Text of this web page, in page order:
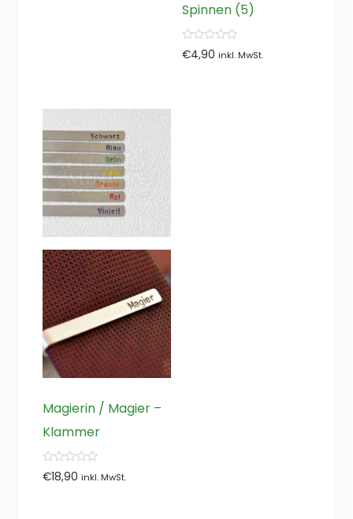
Spinnen (5)
0
von
€4,90 inkl. MwSt.
Magierin / Magier –
Klammer
0
von
€18,90 inkl. MwSt.